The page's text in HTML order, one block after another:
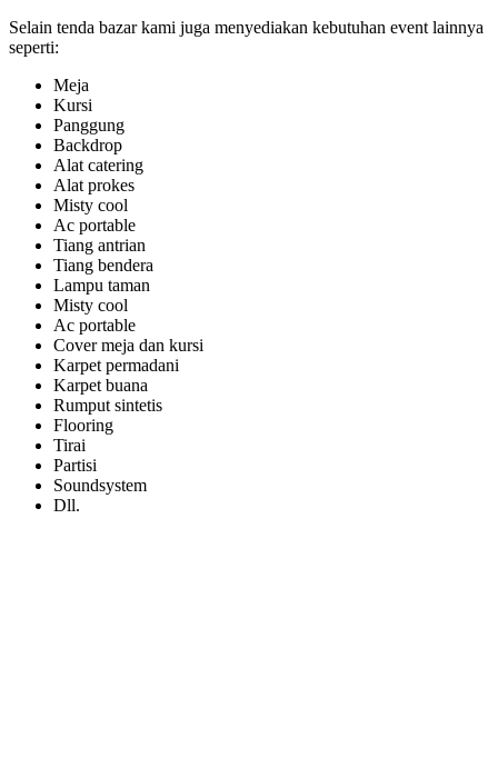
Selain tenda bazar kami juga menyediakan kebutuhan event lainnya
seperti:
Meja
Kursi
Panggung
Backdrop
Alat catering
Alat prokes
Misty cool
Ac portable
Tiang antrian
Tiang bendera
Lampu taman
Misty cool
Ac portable
Cover meja dan kursi
Karpet permadani
Karpet buana
Rumput sintetis
Flooring
Tirai
Partisi
Soundsystem
Dll.